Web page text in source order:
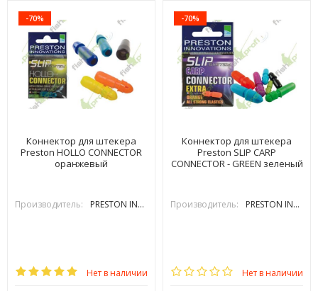
-70%
Коннектор для штекера
Preston HOLLO CONNECTOR
оранжевый
Производитель: PRESTON INOVATIONS
Нет в наличии
-70%
Коннектор для штекера
Preston SLIP CARP
CONNECTOR - GREEN зеленый
Производитель: PRESTON INOVATIONS
Нет в наличии